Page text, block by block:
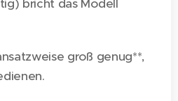
bricht das Modell
groß genug**,